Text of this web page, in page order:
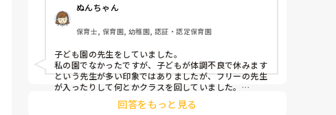
ません休みますという日もあり、現場としてはすごく
振り回されている気分です💦
新入社員なのでまだまだOJTも残っている中、休みが
多くて進みません💦
みなさんの職場にも同じようにたくさん休んでしまう
方、いますか？
ぬんちゃん
保育士, 保育園, 幼稚園, 認証・認定保育園
子ども園の先生をしていました。
私の園でなかったですが、子どもが体調不良で休みます
という先生が多い印象ではありましたが、フリーの先生
が入ったりして何とかクラスを回していました。
1人でも休みだととても大変な気持ちもわかりますが、
その新入社員の人も精神的な面や身体的に何かあるのか
回答をもっと見る